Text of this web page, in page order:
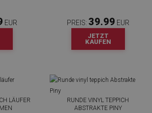
EUR PREIS: 39.99 EUR
JETZT
KAUFEN
LÄUFER
RUNDE VINYL TEPPICH
ABSTRAKTE PINY